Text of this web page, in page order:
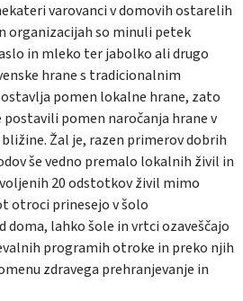
varovanci v domovih ostarelih
organizacijah so minuli petek
in mleko ter jabolko ali drugo
hrane s tradicionalnim
pomen lokalne hrane, zato
pomen naročanja hrane v
Žal je, razen primerov dobrih
še vedno premalo lokalnih živil in
20 odstotkov živil mimo
otroci prinesejo v šolo
doma, lahko šole in vrtci ozaveščajo
programih otroke in preko njih
zdravega prehranjevanje in